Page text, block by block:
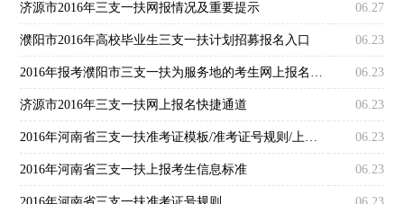
济源市2016年三支一扶网报情况及重要提示 06.27
濮阳市2016年高校毕业生三支一扶计划招募报名入口 06.23
2016年报考濮阳市三支一扶为服务地的考生网上报名须知 06.23
济源市2016年三支一扶网上报名快捷通道 06.23
2016年河南省三支一扶准考证模板/准考证号规则/上报考生信息标准 06.23
2016年河南省三支一扶上报考生信息标准 06.23